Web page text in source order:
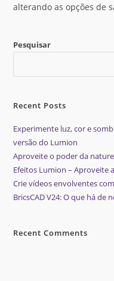
alterando as opções de
Pesquisar
Recent Posts
Experimente luz, cor e
versão do Lumion
Aproveite o poder da
Efeitos Lumion – Aproveite
Crie vídeos envolventes
BricsCAD V24: O que há de
Recent Comments